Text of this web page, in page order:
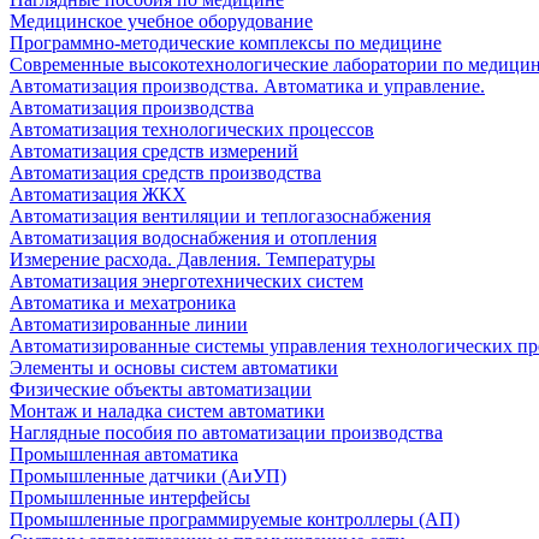
Медицинское учебное оборудование
Программно-методические комплексы по медицине
Современные высокотехнологические лаборатории по
Автоматизация производства. Автоматика и управление.
Автоматизация производства
Автоматизация технологических процессов
Автоматизация средств измерений
Автоматизация средств производства
Автоматизация ЖКХ
Автоматизация вентиляции и теплогазоснабжения
Автоматизация водоснабжения и отопления
Измерение расхода. Давления. Температуры
Автоматизация энерготехнических систем
Автоматика и мехатроника
Автоматизированные линии
Автоматизированные системы управления технологических
Элементы и основы систем автоматики
Физические объекты автоматизации
Монтаж и наладка систем автоматики
Наглядные пособия по автоматизации производства
Промышленная автоматика
Промышленные датчики (АиУП)
Промышленные интерфейсы
Промышленные программируемые контроллеры (АП)